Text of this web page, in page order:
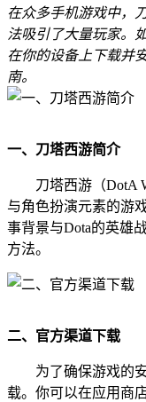
在众多手机游戏中，
法吸引了大量玩家。
在你的设备上下载并
南。
一、刀塔西游简介
刀塔西游（DotA
与角色扮演元素的游
事背景与Dota的英雄
方法。
二、官方渠道下载
为了确保游戏的
载。你可以在应用商